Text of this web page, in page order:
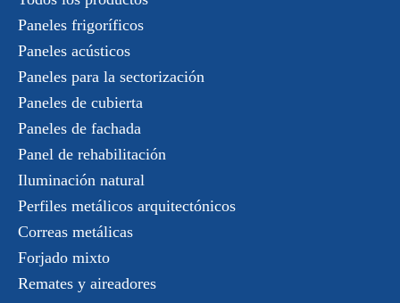
Paneles frigoríficos
Paneles acústicos
Paneles para la sectorización
Paneles de cubierta
Paneles de fachada
Panel de rehabilitación
Iluminación natural
Perfiles metálicos arquitectónicos
Correas metálicas
Forjado mixto
Remates y aireadores